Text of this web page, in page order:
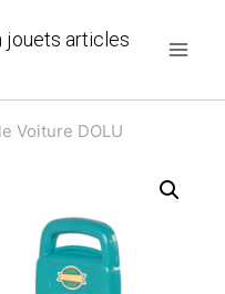
jouets articles
Voiture DOLU